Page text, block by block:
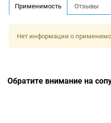
Применимость Отзывы
Нет информации о
Обратите внимание на